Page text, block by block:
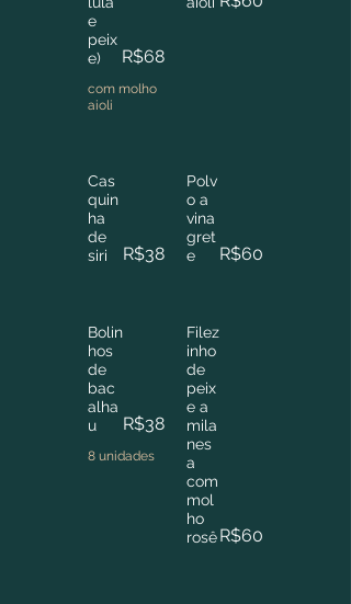
e
peix
e)
com molho
aioli
R$68
Cas
quin
ha
de
siri
R$38
Polv
o a
vina
gret
e
R$60
Bolin
hos
de
bac
alha
u
8 unidades
R$38
Filez
inho
de
peix
e a
mila
nes
a
com
mol
ho
rosêR$60